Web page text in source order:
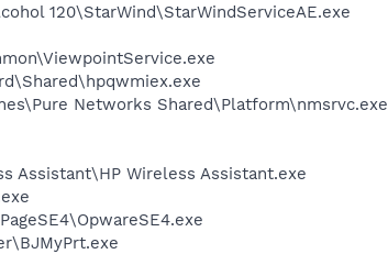
120\StarWind\StarWindServiceAE.exe
Networks Shared\Platform\nmsrvc.exe
Assistant\HP Wireless Assistant.exe